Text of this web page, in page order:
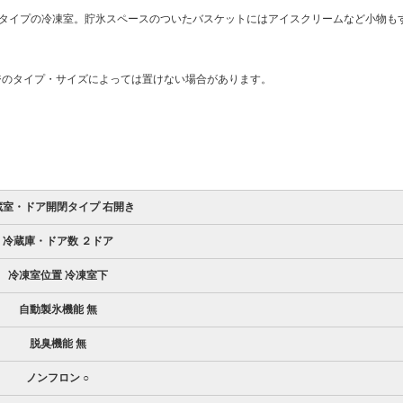
プの冷凍室。貯氷スペースのついたバスケットにはアイスクリームなど小物も
イプ・サイズによっては置けない場合があります。
・ドア開閉タイプ 右開き
冷蔵庫・ドア数 ２ドア
冷凍室位置 冷凍室下
自動製氷機能 無
脱臭機能 無
ノンフロン ○